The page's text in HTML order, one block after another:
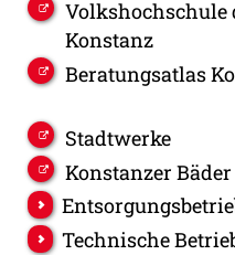
Volkshochschule
Konstanz
Beratungsatlas
Stadtwerke
Konstanzer Bäder
Technische